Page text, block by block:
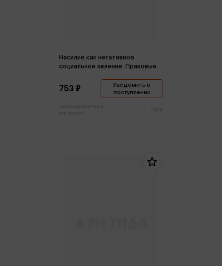
Насилие как негативное
социальное явление. Правовые
Монография /ред. Летовой Н.В.
753 ₽
Уведомить о
поступлении